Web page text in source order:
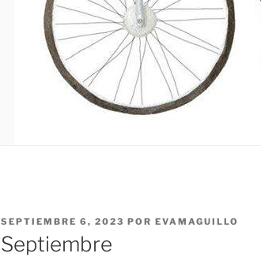
PUBLICADO
EL
SEPTIEMBRE 6, 2023 POR EVAMAGUILLO
Septiembre